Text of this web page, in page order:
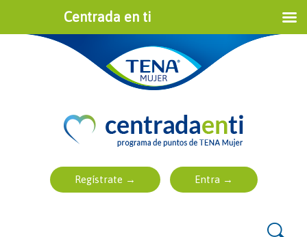
Centrada en ti